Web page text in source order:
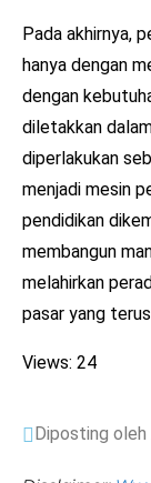
Pada akhirnya,
hanya dengan
dengan
diletakkan
diperlakukan
menjadi mesin
pendidikan
membangun
melahirkan
pasar yang
Views: 24
Diposting oleh